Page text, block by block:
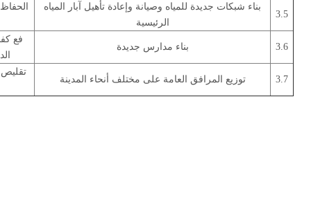
بناء شبكات جديدة للمياه وصيانة وإعادة تأهيل آبار المياه
الرئيسية
3.5
فع
بناء مدارس جديدة 3.6
تقليص
توزيع المرافق العامة على مختلف أنحاء المدينة 3.7